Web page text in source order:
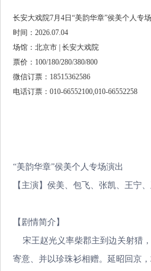
长安大戏院7月4日“美韵华章”侯美个人专
时间：2026.07.04
场馆：北京市 | 长安大戏院
票价：100/180/280/380/800
微信订票：18515362586
电话订票：010-66552100,010-66552258
“美韵华章”侯美个人专场演出
【主演】侯美、包飞、张凯、王宁
【剧情简介】
宋王赵光义率柴郡主到边关射猎
寄意、并以珍珠衫相赠。延昭回京